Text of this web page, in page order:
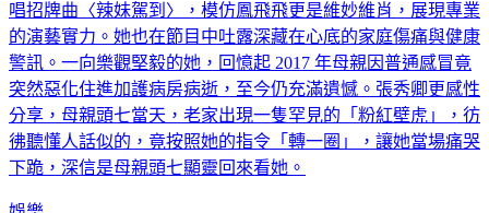
唱招牌曲〈辣妹駕到〉，模仿鳳飛飛更是維妙維肖，展現專業
的演藝實力。她也在節目中吐露深藏在心底的家庭傷痛與健康
警訊。一向樂觀堅毅的她，回憶起 2017 年母親因普通感冒竟
突然惡化住進加護病房病逝，至今仍充滿遺憾。張秀卿更感性
分享，母親頭七當天，老家出現一隻罕見的「粉紅壁虎」，彷
彿聽懂人話似的，竟按照她的指令「轉一圈」，讓她當場痛哭
下跪，深信是母親頭七顯靈回來看她。